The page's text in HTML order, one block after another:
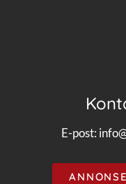
E-post: